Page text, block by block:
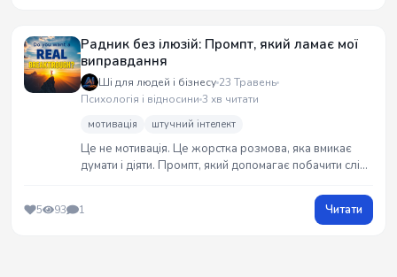
Радник без ілюзій: Промпт, який ламає мої
виправдання
Ші для людей і бізнесу 23 Травень
Психологія і відносини 3 хв читати
мотивація штучний інтелект
Це не мотивація. Це жорстка розмова, яка вмикає
думати і діяти. Промпт, який допомагає побачити сліпі
бізнесі чи особистих цілях. Для тих, хто готовий чути
правду.
5 93 1 Читати